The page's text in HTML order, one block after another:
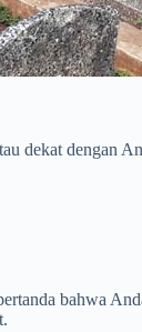
dekat
bahwa